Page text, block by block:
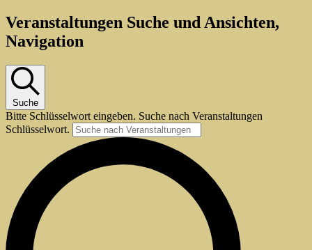
Veranstaltungen Suche und Ansichten,
Navigation
Suche
Bitte Schlüsselwort eingeben. Suche nach Veranstaltungen
Schlüsselwort.